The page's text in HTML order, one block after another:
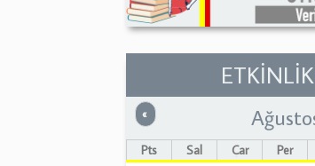
« Önceki
Pts Sal Çar Per